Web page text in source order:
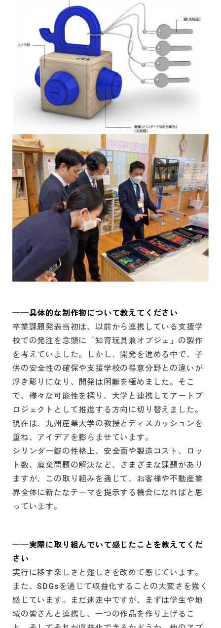
──具体的な制作物について教えてください
卒業課題発表当初は、以前から連携している支援学
校での発注を念頭に「知育玩具兼オブジェ」の製作
を考えていました。しかし、開発を進める中で、子
供の安全性の確保や支援学校の得意分野との違いが
浮き彫りになり、開発は困難を極めました。そこ
で、様々な可能性を探り、大学と連携してアートプ
ロジェクトとして推進する方向に切り替えました。
現在は、九州産業大学の教授とディスカッションを
重ね、アイデアを膨らませています。
シリンダー錠の性格上、安全面や製造コスト、ロッ
ト数、廃棄問題の解決など、さまざまな課題があり
ますが、この取り組みを通じて、お客様や不動産業
界全体に新たなテーマを提示する機会になればと思
っています。
──実際に取り組んでいて感じたことを教えてくだ
さい
実行に移す楽しさと難しさを改めて感じています。
また、SDGsを通じて収益化することの大変さを強く
感じています。まだ迷走中ですが、まずは学生や地
域の皆さんと連携し、一つの作品を作り上げるこ